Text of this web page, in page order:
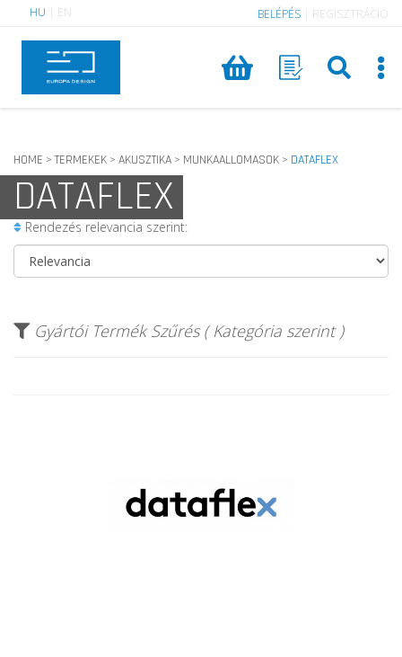
HU EN BELÉPÉS REGISZTRÁCIÓ
HOME > TERMEKEK > AKUSZTIKA > MUNKAALLOMASOK > DATAFLEX
DATAFLEX
Rendezés relevancia szerint:
Gyártói Termék Szűrés ( Kategória szerint )